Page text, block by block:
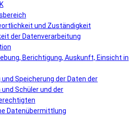
und Zuständigkeit
der Datenverarbeitung
Berichtigung, Auskunft, Einsicht in
und Speicherung der Daten der
Schüler und der
Datenübermittlung